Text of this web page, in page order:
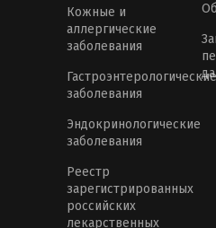
Кожные и
аллергические
заболевания
Гастроэнтерологические
заболевания
Эндокринологические
заболевания
Реестр
зарегистрированных
российских
лекарственных